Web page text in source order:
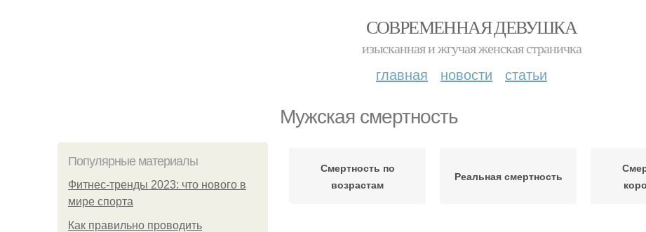
СОВРЕМЕННАЯ ДЕВУШКА
изысканная и жгучая женская страничка
главная новости статьи
Мужская смертность
Популярные материалы
Фитнес-тренды 2023: что нового в
мире спорта
Как правильно проводить
Смертность по
возрастам
Реальная смертность